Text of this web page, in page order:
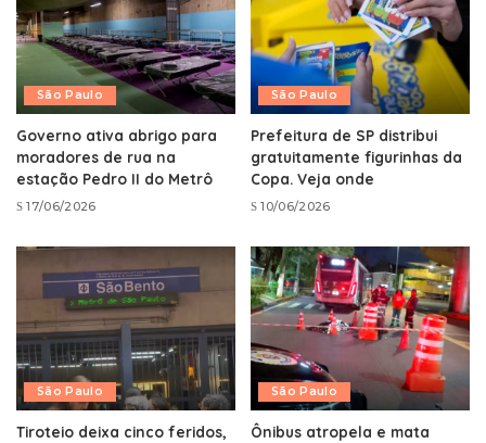
São Paulo
Governo ativa abrigo para
moradores de rua na
estação Pedro II do Metrô
17/06/2026
São Paulo
Prefeitura de SP distribui
gratuitamente figurinhas da
Copa. Veja onde
10/06/2026
São Paulo
Tiroteio deixa cinco feridos,
São Paulo
Ônibus atropela e mata